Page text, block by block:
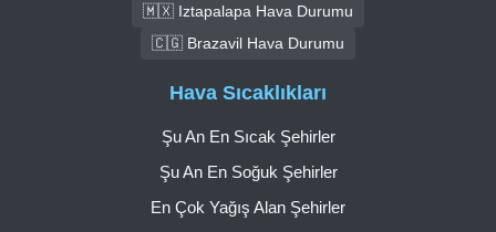
🇲🇽 Iztapalapa Hava Durumu
🇨🇬 Brazavil Hava Durumu
Hava Sıcaklıkları
Şu An En Sıcak Şehirler
Şu An En Soğuk Şehirler
En Çok Yağış Alan Şehirler